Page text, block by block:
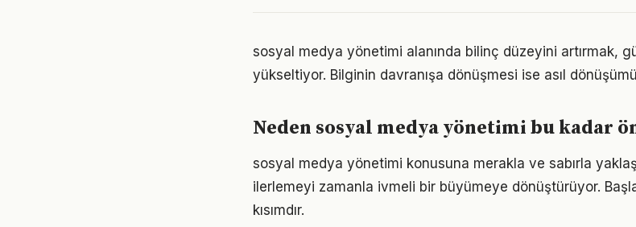
sosyal medya yönetimi alanında bilinç düzeyini artırmak,
yükseltiyor. Bilginin davranışa dönüşmesi ise asıl
Neden sosyal medya yönetimi bu kadar
sosyal medya yönetimi konusuna merakla ve sabırla
ilerlemeyi zamanla ivmeli bir büyümeye dönüştürüyor.
kısımdır.